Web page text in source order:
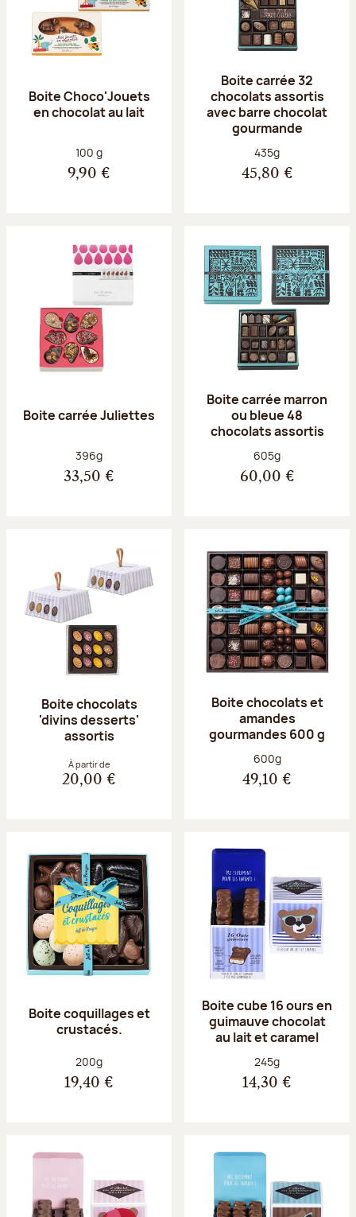
Boite Choco'Jouets
en chocolat au lait
Poids net :
100 g
9,90 €
Boite carrée 32
chocolats assortis
avec barre chocolat
gourmande
Poids net :
435g
45,80 €
Boite carrée Juliettes
Poids net :
396g
33,50 €
Boite carrée marron
ou bleue 48
chocolats assortis
Poids net :
605g
60,00 €
Boite chocolats
'divins desserts'
assortis
À partir de
20,00 €
Boite chocolats et
amandes
gourmandes 600 g
Poids net :
600g
49,10 €
Boite coquillages et
crustacés.
Poids net :
200g
19,40 €
Boite cube 16 ours en
guimauve chocolat
au lait et caramel
Poids net :
245g
14,30 €